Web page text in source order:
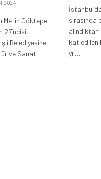
2024
Metin Göktepe
27’ncisi,
Belediyesine
ve Sanat
katledilen
yıl…